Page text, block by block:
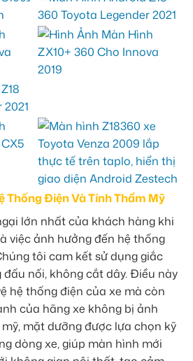
Thống Điện Và Tính Thẩm Mỹ
lớn nhất của khách hàng khi
việc ảnh hưởng đến hệ thống
tôi cam kết sử dụng giắc
đấu nối, không cắt dây. Điều này
hệ thống điện của xe mà còn
của hãng xe không bị ảnh
mặt dưỡng được lựa chọn kỹ
dòng xe, giúp màn hình mới